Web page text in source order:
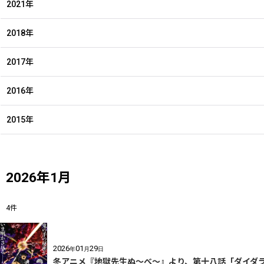
2026年1月
4件
2026年01 月29日
冬アニメ『地獄先生ぬ～べ～』より、第十八話「ダイ
2021年
2018年
2017年
2016年
2015年